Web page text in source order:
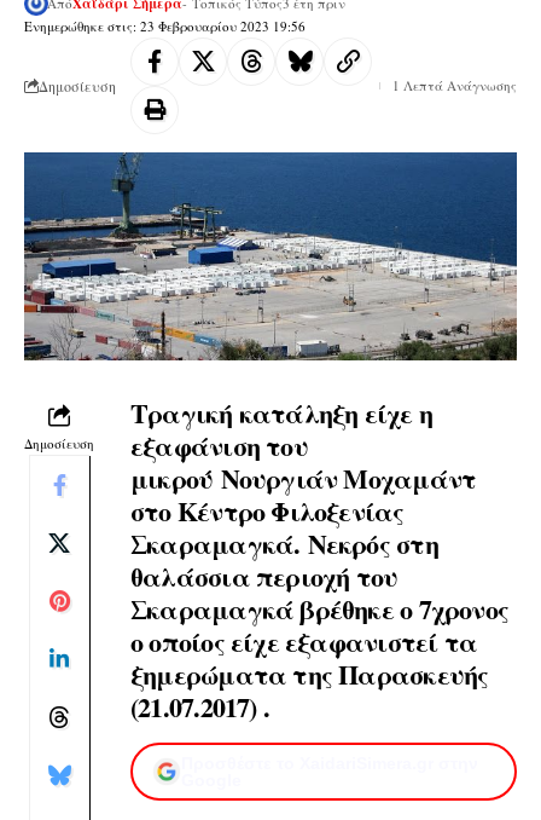
Ενημερώθηκε στις: 23 Φεβρουαρίου 2023 19:56
Δημοσίευση 1 Λεπτά Ανάγνωσης
Δημοσίευση
Τραγική κατάληξη είχε η
εξαφάνιση του
μικρού Νουργιάν Μοχαμάντ
στο Κέντρο Φιλοξενίας
Σκαραμαγκά. Νεκρός στη
θαλάσσια περιοχή του
Σκαραμαγκά βρέθηκε ο 7χρονος
ο οποίος είχε εξαφανιστεί τα
ξημερώματα της Παρασκευής
(21.07.2017) .